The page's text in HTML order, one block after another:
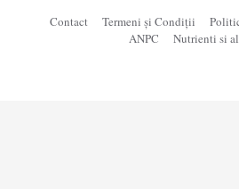
Contact
Termeni și Condiții
ANPC
Nutrienti si